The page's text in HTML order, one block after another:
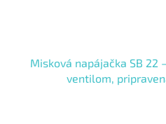
Misková napájačka SB
ventilom,